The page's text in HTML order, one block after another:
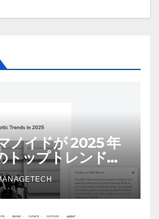
ノイドが 2025 年
ップトレンドに |